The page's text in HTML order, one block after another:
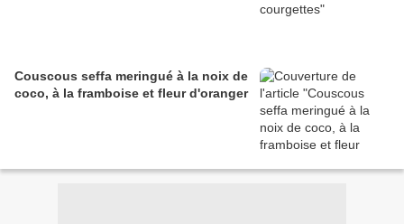
Couscous seffa meringué à la noix de
coco, à la framboise et fleur d'oranger